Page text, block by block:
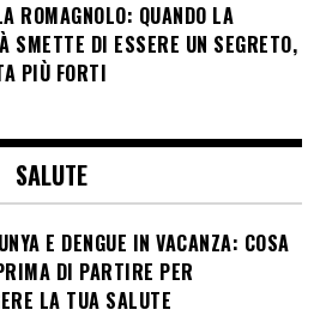
ROMAGNOLO: QUANDO LA
SMETTE DI ESSERE UN SEGRETO,
PIÙ FORTI
SALUTE
E DENGUE IN VACANZA: COSA
DI PARTIRE PER
LA TUA SALUTE